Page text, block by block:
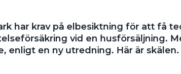
har krav på elbesiktning för att få
vid en husförsäljning.
enligt en ny utredning. Här är skälen.